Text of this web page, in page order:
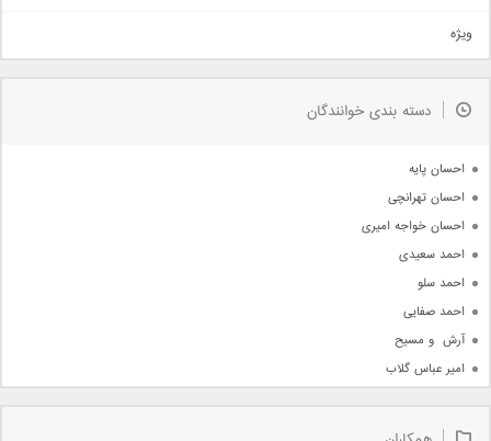
دمو
مذهبی
جدیدترین ها
ویژه
دسته بندی خوانندگان
احسان پایه
احسان تهرانچی
احسان خواجه امیری
احمد سعیدی
احمد سلو
احمد صفایی
آرش  و مسیح
امیر عباس گلاب
امیر علی